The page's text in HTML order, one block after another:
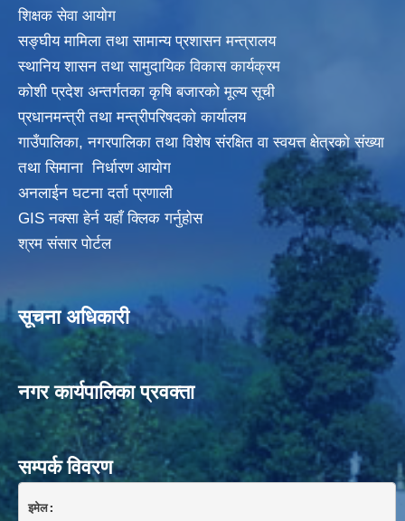
शिक्षक सेवा आयाेग
सङ्‍घीय मामिला तथा सामान्य प्रशासन मन्त्रालय
स्थानिय शासन तथा सामुदायिक विकास कार्यक्रम
कोशी प्रदेश अन्तर्गतका कृषि बजारको मूल्य सूची
प्रधानमन्त्री तथा मन्त्रीपरिषदकाे कार्यालय
गाउँपालिका, नगरपालिका तथा विशेष संरक्षित वा स्वयत्त क्षेत्रकाे संख्या
तथा सिमाना निर्धारण आयाेग
अनलाईन घटना दर्ता प्रणाली
GIS नक्सा हेर्न यहाँ क्लिक गर्नुहाेस
श्रम संसार पोर्टल
सूचना अधिकारी
नगर कार्यपालिका प्रवक्ता
सम्पर्क विवरण
इमेल: